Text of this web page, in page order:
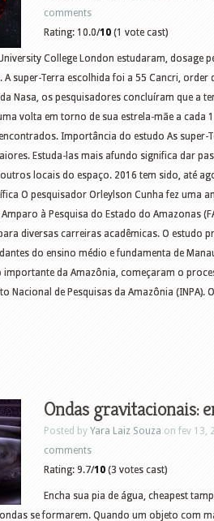
comments
Rating: 10.0/10 (1 vote cast)
College London estudaram, dosage
A super-Terra escolhida foi a 55 Cancri, order
Nasa, os pesquisadores concluíram que a
volta em torno de sua estrela-mãe a cada
Importância do estudo As super-
Estuda-las mais afundo significa dar
locais do espaço. 2016 tem sido, até
O pesquisador Orleylson Cunha fez uma
Amparo à Pesquisa do Estado do Amazonas
diversas carreiras acadêmicas. O estudo
do ensino médio e fundamenta de
importante da Amazônia, começaram o
Nacional de Pesquisas da Amazônia
Ondas gravitacionais:
Posted by Yara Laiz Souza on fev 13,
comments
Rating: 9.7/10 (3 votes cast)
Encha sua pia de água, cheapest
se formarem. Quando um objeto com